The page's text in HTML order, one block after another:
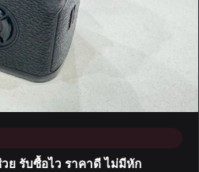
ย รับซื้อไว ราคาดี ไม่มีหัก